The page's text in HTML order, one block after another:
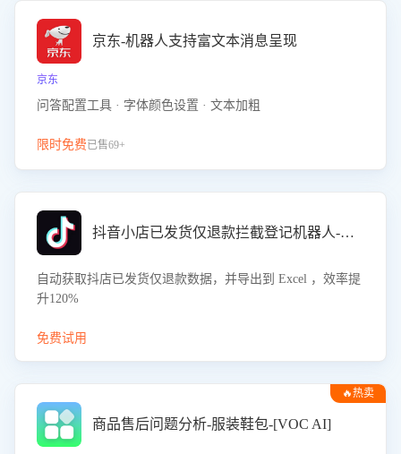
京东-机器人支持富文本消息呈现
京东
问答配置工具 · 字体颜色设置 · 文本加粗
限时免费已售69+
抖音小店已发货仅退款拦截登记机器人-八爪鱼
自动获取抖店已发货仅退款数据，并导出到 Excel ，效率提
升120%
免费试用
🔥热卖
商品售后问题分析-服装鞋包-[VOC AI]